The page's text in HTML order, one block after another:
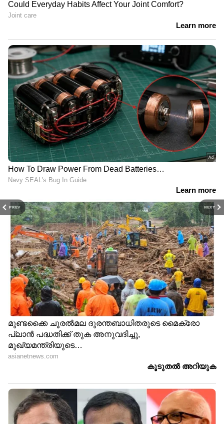
PREV NEXT